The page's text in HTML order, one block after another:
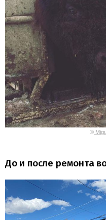
©
До и после ремонта